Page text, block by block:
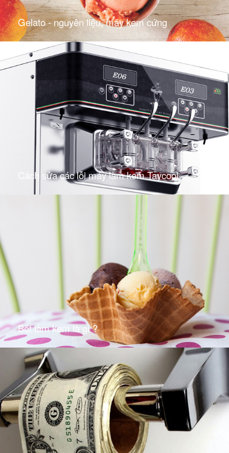
Gelato - nguyên liệu, máy kem cứng
Cách sửa các lỗi máy làm kem Taycool
Bột làm kem là gì ?